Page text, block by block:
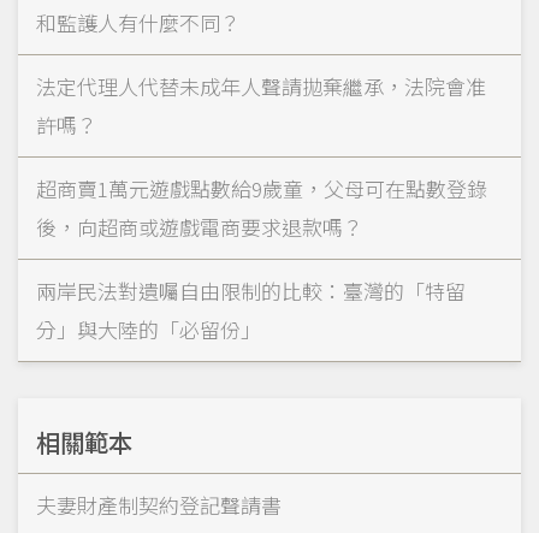
和監護人有什麼不同？
法定代理人代替未成年人聲請拋棄繼承，法院會准
許嗎？
超商賣1萬元遊戲點數給9歲童，父母可在點數登錄
後，向超商或遊戲電商要求退款嗎？
兩岸民法對遺囑自由限制的比較：臺灣的「特留
分」與大陸的「必留份」
相關範本
夫妻財產制契約登記聲請書